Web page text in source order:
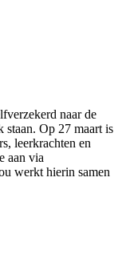
naar de
staan. Op 27 maart is
leerkrachten en
aan via
werkt hierin samen